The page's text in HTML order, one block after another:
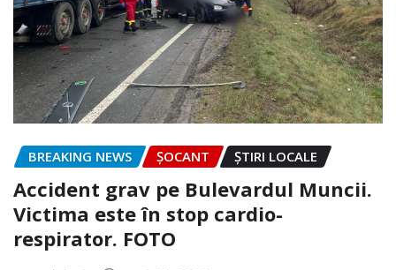
BREAKING NEWS ȘOCANT ȘTIRI LOCALE
Accident grav pe Bulevardul Muncii.
Victima este în stop cardio-
respirator. FOTO